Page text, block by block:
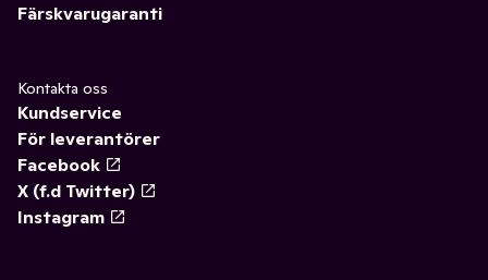
Färskvarugaranti
Kontakta oss
Kundservice
För leverantörer
Facebook
X (f.d Twitter)
Instagram